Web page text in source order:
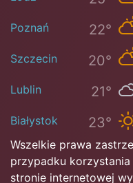
Poznań 22°
Szczecin 20°
Lublin 21°
Białystok 23°
Wszelkie prawa
przypadku
stronie internetowej